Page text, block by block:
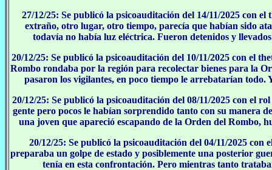
27/12/25: Se publicó la psicoauditación del 14/11/2025 con
extraño, otro lugar, otro tiempo, parecía que habían sido
todavía no había luz eléctrica. Fueron detenidos y
20/12/25: Se publicó la psicoauditación del 10/11/2025 con el
Rombo rondaba por la región para recolectar bienes para la
pasaron los vigilantes, en poco tiempo le arrebatarían
20/12/25: Se publicó la psicoauditación del 08/11/2025 con el
gente pero pocos le habían sorprendido tanto con su manera
una joven que apareció escapando de la Orden del Rombo,
20/12/25: Se publicó la psicoauditación del 04/11/2025
preparaba un golpe de estado y posiblemente una posterior
tenía en esta confrontación. Pero mientras tanto